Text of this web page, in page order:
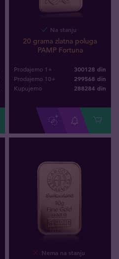
Na stanju
20 grama zlatna poluga
PAMP Fortuna
Prodajemo 1+ 300128 din
Prodajemo 10+ 299568 din
Kupujemo 288284 din
Nema na stanju